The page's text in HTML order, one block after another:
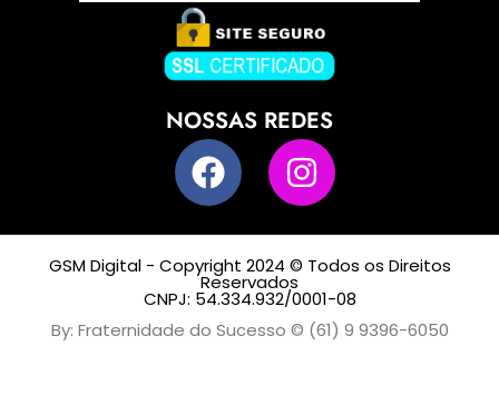
NOSSAS REDES
GSM Digital - Copyright 2024 © Todos os Direitos
Reservados
CNPJ: 54.334.932/0001-08
By: Fraternidade do Sucesso © (61) 9 9396-6050